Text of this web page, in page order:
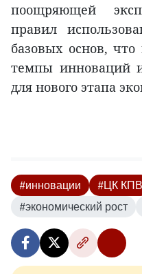
поощряющей
правил
базовых основ,
темпы инноваций
для нового этапа
#инновации #ЦК КПВ
#экономический рост